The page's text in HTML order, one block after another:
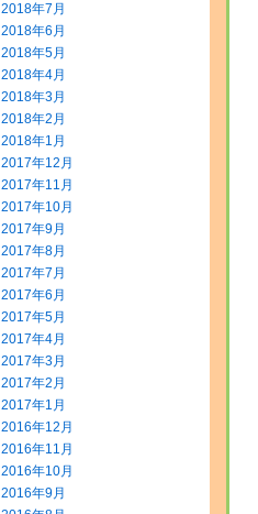
2018年7月
2018年6月
2018年5月
2018年4月
2018年3月
2018年2月
2018年1月
2017年12月
2017年11月
2017年10月
2017年9月
2017年8月
2017年7月
2017年6月
2017年5月
2017年4月
2017年3月
2017年2月
2017年1月
2016年12月
2016年11月
2016年10月
2016年9月